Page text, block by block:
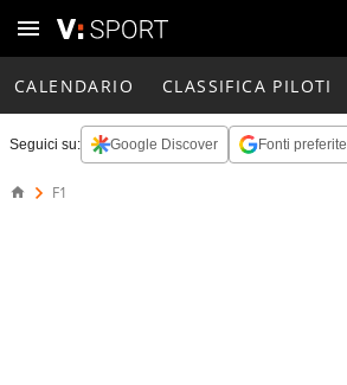
CALENDARIO CLASSIFICA PILOTI
Seguici su: Google Discover Fonti preferite
F1